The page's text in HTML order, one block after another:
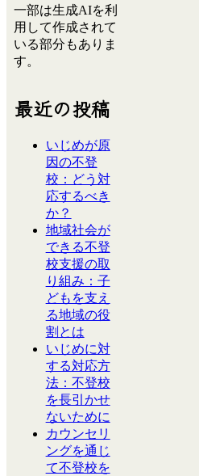
一部は生成AIを利
用して作成されて
いる部分もありま
す。
最近の投稿
いじめが原
因の不登
校：どう対
応するべき
か？
地域社会が
できる不登
校支援の取
り組み：子
どもを支え
る地域の役
割とは
いじめに対
する対応方
法：不登校
を長引かせ
ないために
カウンセリ
ングを通じ
て不登校を